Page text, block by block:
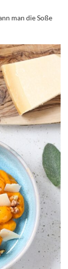
man die Soße